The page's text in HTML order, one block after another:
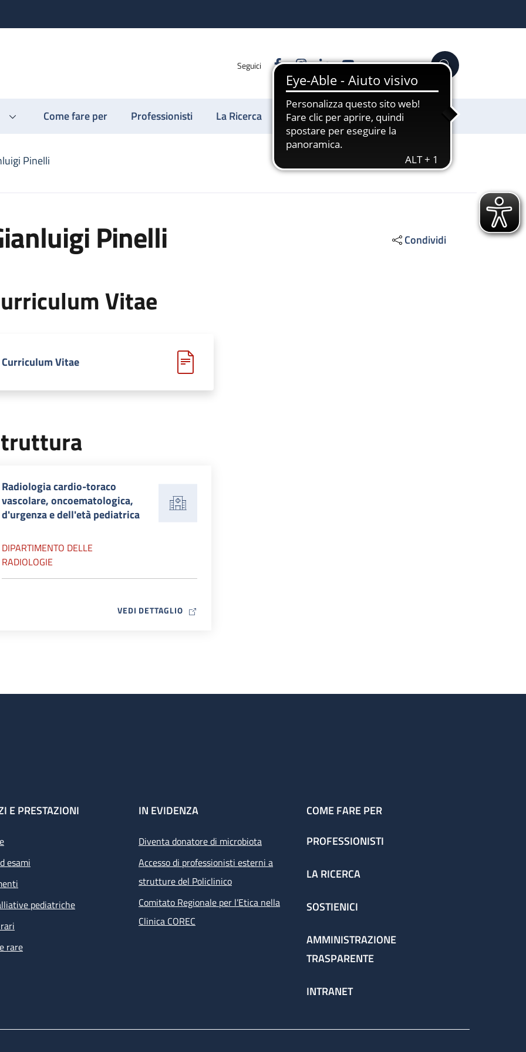
Seguici FacebookInstagram
LinkedinYouTube Cerca
Come fare per Professionisti La Ricerca Sostienici
Pinelli
Pinelli Condividi
Vitae
Curriculum Vitae
Radiologia cardio-toraco
vascolare, oncoematologica,
d'urgenza e dell'età pediatrica
DIPARTIMENTO DELLE
RADIOLOGIE
VEDI DETTAGLIOMAP ICON
E PRESTAZIONI
esami
pediatriche
rare
IN EVIDENZA
Diventa donatore di microbiota
Accesso di professionisti esterni a
strutture del Policlinico
Comitato Regionale per l’Etica nella
Clinica COREC
COME FARE PER
PROFESSIONISTI
LA RICERCA
SOSTIENICI
AMMINISTRAZIONE
TRASPARENTE
INTRANET